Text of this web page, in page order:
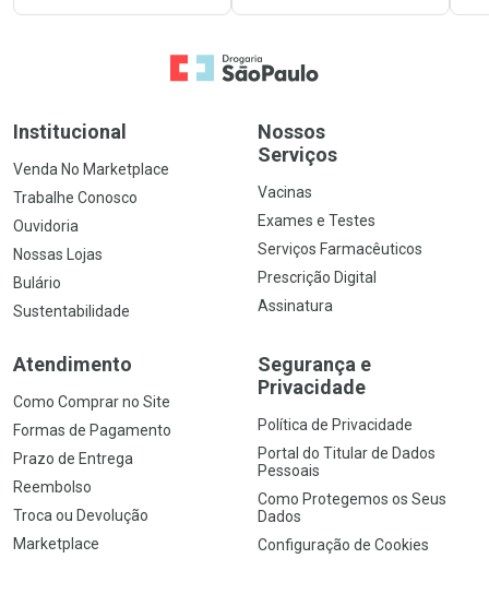
Ir para a Home
Institucional
Venda No Marketplace
Trabalhe Conosco
Ouvidoria
Nossas Lojas
Bulário
Sustentabilidade
Nossos
Serviços
Vacinas
Exames e Testes
Serviços Farmacêuticos
Prescrição Digital
Assinatura
Atendimento
Como Comprar no Site
Formas de Pagamento
Prazo de Entrega
Reembolso
Troca ou Devolução
Marketplace
Segurança e
Privacidade
Política de Privacidade
Portal do Titular de Dados
Pessoais
Como Protegemos os Seus
Dados
Configuração de Cookies